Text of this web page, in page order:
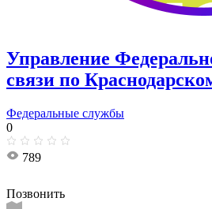
Управление
связи по
Федеральные службы
0
789
Позвонить